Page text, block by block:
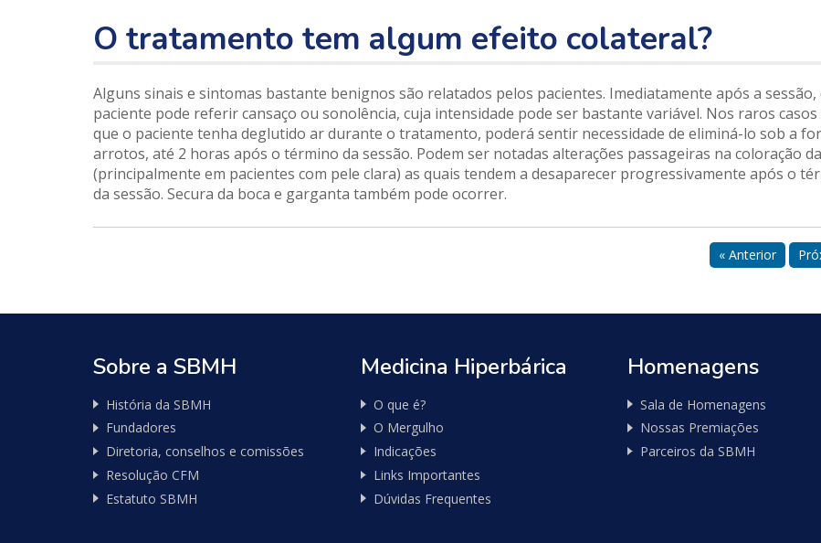
O tratamento tem algum efeito colateral?
Alguns sinais e sintomas bastante benignos são relatados pelos pacientes. Imediatamente após a sessão,
paciente pode referir cansaço ou sonolência, cuja intensidade pode ser bastante variável. Nos raros casos
que o paciente tenha deglutido ar durante o tratamento, poderá sentir necessidade de eliminá-lo sob a
arrotos, até 2 horas após o término da sessão. Podem ser notadas alterações passageiras na coloração
(principalmente em pacientes com pele clara) as quais tendem a desaparecer progressivamente após o
da sessão. Secura da boca e garganta também pode ocorrer.
ganhar
na
lotofácil>
« Anterior
Sobre a SBMH
História da SBMH
Fundadores
Diretoria, conselhos e comissões
Resolução CFM
Estatuto SBMH
Medicina Hiperbárica
O que é?
O Mergulho
Indicações
Links Importantes
Dúvidas Frequentes
Homenagens
Sala de Homenagens
Nossas Premiações
Parceiros da SBMH